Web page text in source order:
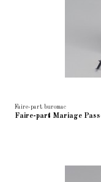
Faire-part buromac
Faire-part Mariage